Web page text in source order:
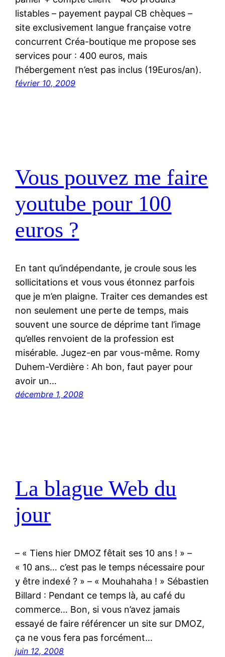
listables – payement paypal CB chèques –
site exclusivement langue française votre
concurrent Créa-boutique me propose ses
services pour : 400 euros, mais
l’hébergement n’est pas inclus (19Euros/an).
février 10, 2009
Vous pouvez me faire
youtube pour 100
euros ?
En tant qu’indépendante, je croule sous les
sollicitations et vous vous étonnez parfois
que je m’en plaigne. Traiter ces demandes est
non seulement une perte de temps, mais
souvent une source de déprime tant l’image
qu’elles renvoient de la profession est
misérable. Jugez-en par vous-même. Romy
Duhem-Verdière : Ah bon, faut payer pour
avoir un…
décembre 1, 2008
La blague Web du
jour
– « Tiens hier DMOZ fêtait ses 10 ans ! » –
« 10 ans… c’est pas le temps nécessaire pour
y être indexé ? » – « Mouhahaha ! » Sébastien
Billard : Pendant ce temps là, au café du
commerce… Bon, si vous n’avez jamais
essayé de faire référencer un site sur DMOZ,
ça ne vous fera pas forcément…
juin 12, 2008